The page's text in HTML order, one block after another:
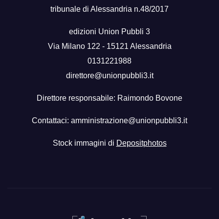
tribunale di Alessandria n.48/2017
edizioni Union Pubbli 3
Via Milano 122 - 15121 Alessandria
0131221988
direttore@unionpubbli3.it
Direttore responsabile: Raimondo Bovone
Contattaci: amministrazione@unionpubbli3.it
Stock immagini di Depositphotos